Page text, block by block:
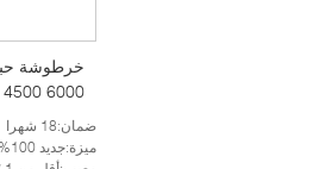
خرطوشة
إنتاجيةضمان:18 شهرا
ميزة:جديد 100%